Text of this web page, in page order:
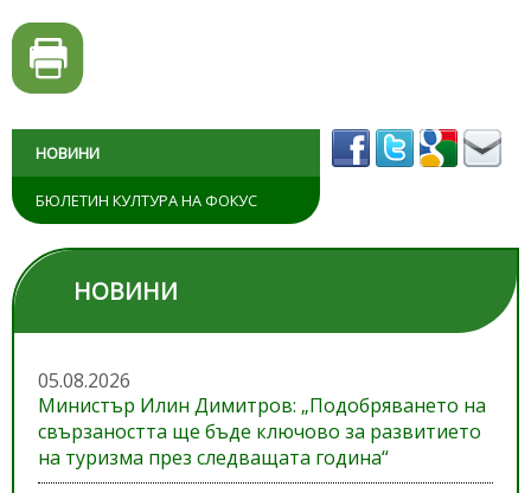
НОВИНИ
БЮЛЕТИН КУЛТУРА НА ФОКУС
НОВИНИ
05.08.2026
Министър Илин Димитров: „Подобряването на
свързаността ще бъде ключово за развитието
на туризма през следващата година“